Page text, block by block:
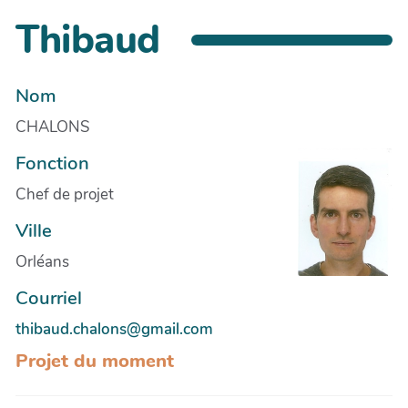
Thibaud
Nom
CHALONS
Fonction
Chef de projet
Ville
Orléans
Courriel
thibaud.chalons@gmail.com
Projet du moment